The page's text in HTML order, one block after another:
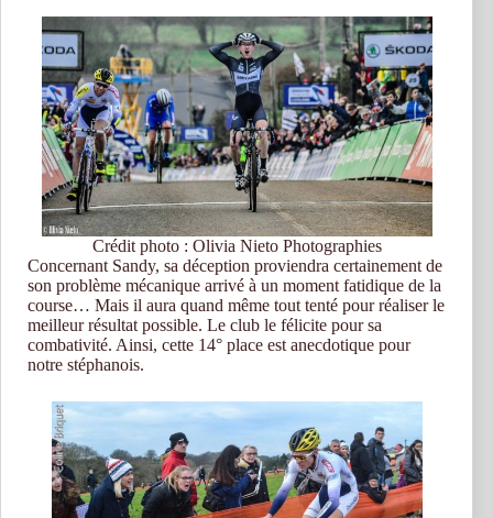
Crédit photo : Olivia Nieto Photographies
Concernant Sandy, sa déception proviendra certainement de
son problème mécanique arrivé à un moment fatidique de la
course… Mais il aura quand même tout tenté pour réaliser le
meilleur résultat possible. Le club le félicite pour sa
combativité. Ainsi, cette 14° place est anecdotique pour
notre stéphanois.